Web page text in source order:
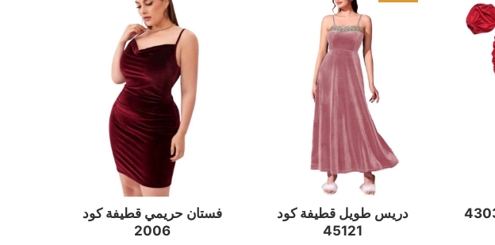
دريس طويل قطيفة كود
45121
فستان حريمي قطيفة كود
2006